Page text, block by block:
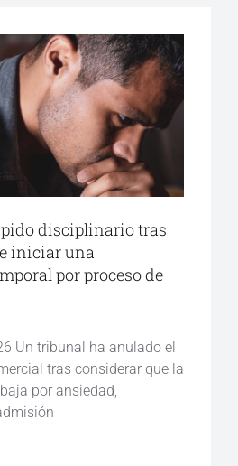
disciplinario tras
iniciar una
por proceso de
Un tribunal ha anulado el
tras considerar que la
por ansiedad,